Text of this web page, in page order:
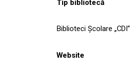
Tip bibliotecă
Biblioteci Școlare „CDI”
Website